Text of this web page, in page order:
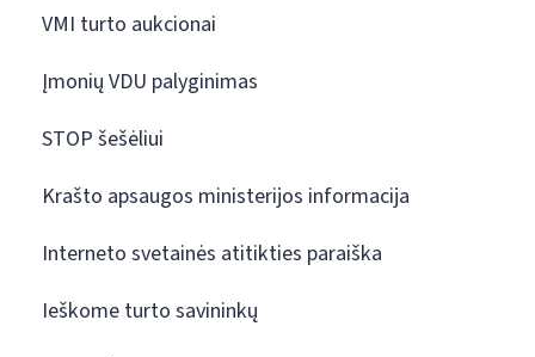
VMI turto aukcionai
Įmonių VDU palyginimas
STOP šešėliui
Krašto apsaugos ministerijos informacija
Interneto svetainės atitikties paraiška
Ieškome turto savininkų